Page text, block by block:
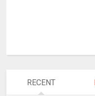
RECENT